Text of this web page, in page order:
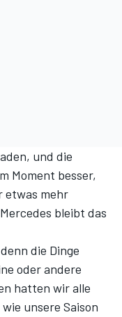
und die
Moment besser,
etwas mehr
bleibt das
die Dinge
oder andere
hatten wir alle
unsere Saison